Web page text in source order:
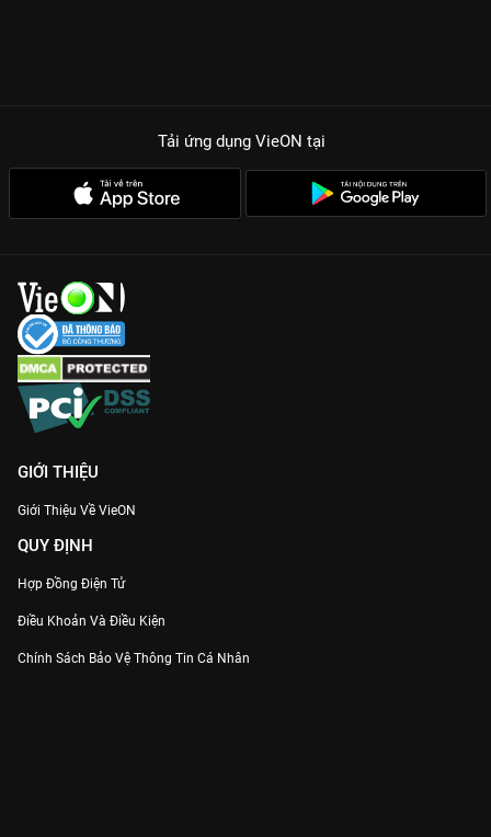
Tải ứng dụng VieON tại
GIỚI THIỆU
Giới Thiệu Về VieON
QUY ĐỊNH
Hợp Đồng Điện Tử
Điều Khoản Và Điều Kiện
Chính Sách Bảo Vệ Thông Tin Cá Nhân